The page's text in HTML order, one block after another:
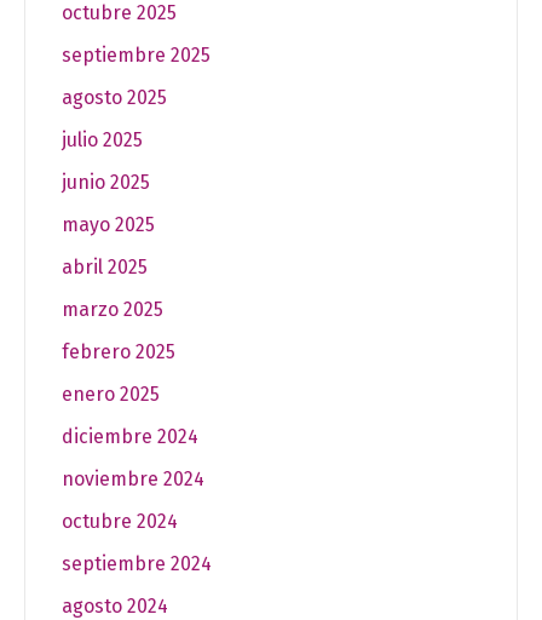
octubre 2025
septiembre 2025
agosto 2025
julio 2025
junio 2025
mayo 2025
abril 2025
marzo 2025
febrero 2025
enero 2025
diciembre 2024
noviembre 2024
octubre 2024
septiembre 2024
agosto 2024